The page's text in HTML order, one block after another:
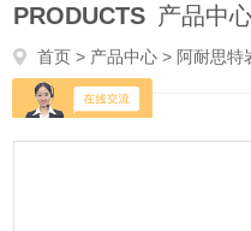
PRODUCTS 产品中
首页 > 产品中心 > 阿耐思特